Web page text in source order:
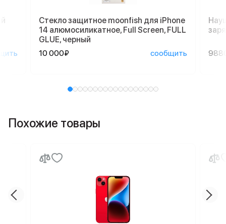
Стекло защитное moonfish для iPhone
14 алюмосиликатное, Full Screen, FULL
GLUE, черный
10 000₽
сообщить
Похожие товары